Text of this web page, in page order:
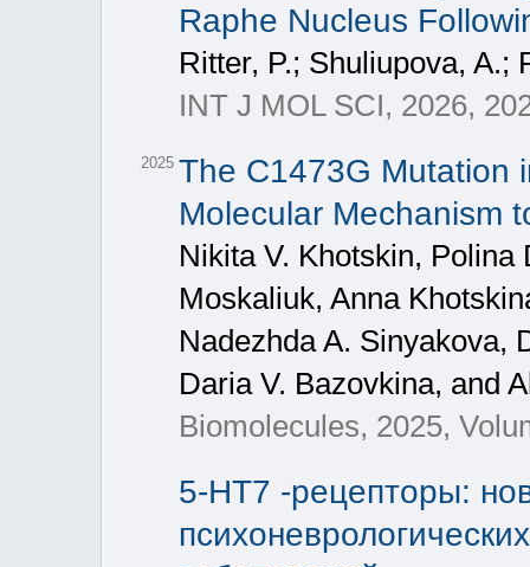
Raphe Nucleus
Ritter, P.; Shuliupova, A.;
INT J MOL SCI, 2026,
2025 The C1473G Mutation
Molecular Mechanism
Nikita V. Khotskin,
Moskaliuk, Anna
Nadezhda A. Sinyakova,
Daria V. Bazovkina, and
Biomolecules, 2025,
5-HT7 -рецепторы: